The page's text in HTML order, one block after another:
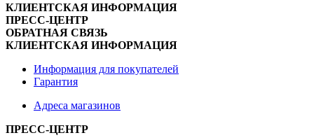
КЛИЕНТСКАЯ ИНФОРМАЦИЯ
ПРЕСС-ЦЕНТР
ОБРАТНАЯ СВЯЗЬ
КЛИЕНТСКАЯ ИНФОРМАЦИЯ
Информация для покупателей
Гарантия
Адреса магазинов
ПРЕСС-ЦЕНТР